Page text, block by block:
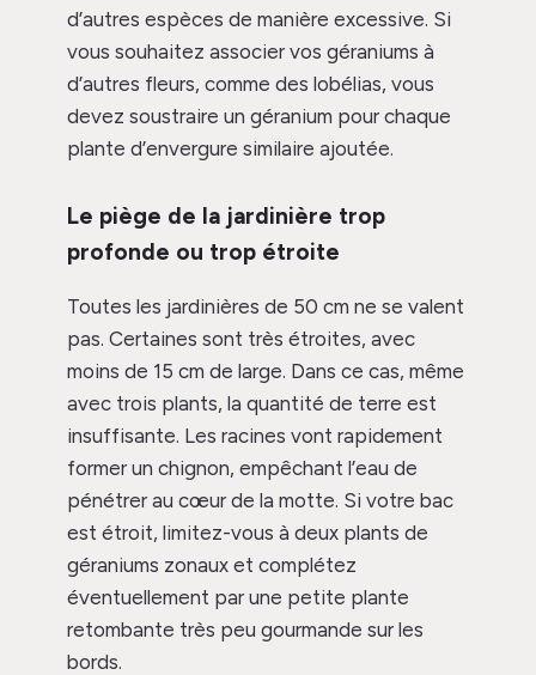
d’autres espèces de manière excessive. Si
vous souhaitez associer vos géraniums à
d’autres fleurs, comme des lobélias, vous
devez soustraire un géranium pour chaque
plante d’envergure similaire ajoutée.
Le piège de la jardinière trop
profonde ou trop étroite
Toutes les jardinières de 50 cm ne se valent
pas. Certaines sont très étroites, avec
moins de 15 cm de large. Dans ce cas, même
avec trois plants, la quantité de terre est
insuffisante. Les racines vont rapidement
former un chignon, empêchant l’eau de
pénétrer au cœur de la motte. Si votre bac
est étroit, limitez-vous à deux plants de
géraniums zonaux et complétez
éventuellement par une petite plante
retombante très peu gourmande sur les
bords.